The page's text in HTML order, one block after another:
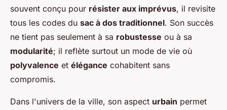
souvent conçu pour résister aux imprévus, il revisite
tous les codes du sac à dos traditionnel. Son succès
ne tient pas seulement à sa robustesse ou à sa
modularité; il reflète surtout un mode de vie où
polyvalence et élégance cohabitent sans
compromis.
Dans l'univers de la ville, son aspect urbain permet